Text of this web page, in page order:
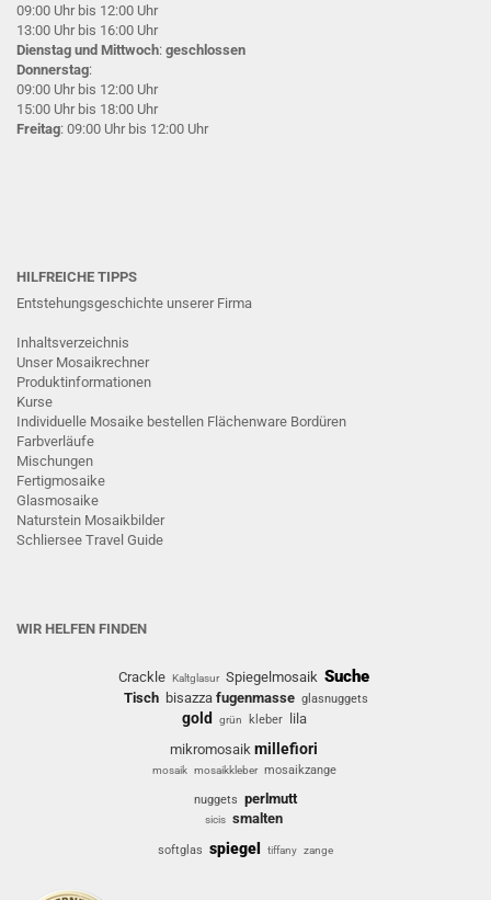
09:00 Uhr bis 12:00 Uhr
13:00 Uhr bis 16:00 Uhr
Dienstag und Mittwoch: geschlossen
Donnerstag:
09:00 Uhr bis 12:00 Uhr
15:00 Uhr bis 18:00 Uhr
Freitag: 09:00 Uhr bis 12:00 Uhr
HILFREICHE TIPPS
Entstehungsgeschichte unserer Firma
Inhaltsverzeichnis
Unser Mosaikrechner
Produktinformationen
Kurse
Individuelle Mosaike bestellen Flächenware Bordüren
Farbverläufe
Mischungen
Fertigmosaike
G lasmosaike
Naturstein Mosaikbilder
Schliersee Travel Guide
WIR HELFEN FINDEN
Crackle Kaltglasur Spiegelmosaik Suche
Tisch bisazza fugenmasse glasnuggets
gold grün kleber
lila
mikromosaik millefiori
mosaik mosaikkleber mosaikzange
nuggets perlmutt
sicis smalten
softglas spiegel tiffany zange